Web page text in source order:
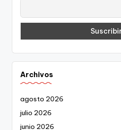
Archivos
agosto 2026
julio 2026
junio 2026